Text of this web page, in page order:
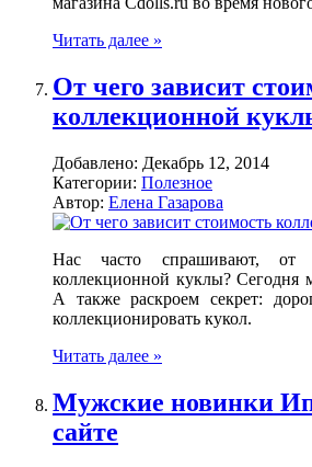
Читать далее »
От чего зависит
коллекционной
Добавлено: Декабрь 12, 2014
Категории: Полезное
Автор: Елена Газарова
Нас часто спрашивают, от
коллекционной куклы? Сегодня
А также раскроем секрет:
коллекционировать кукол.
Читать далее »
Мужские новинки
сайте